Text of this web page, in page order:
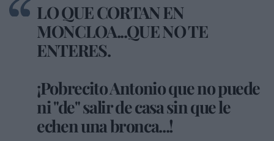
LO QUE CORTAN EN
MONCLOA...QUE NO TE
ENTERES.
¡Pobrecito Antonio que no puede
ni "de" salir de casa sin que le
echen una bronca...!